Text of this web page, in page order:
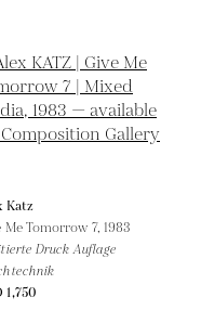
Katz
Me Tomorrow 7, 1983
Druck Auflage
1,750